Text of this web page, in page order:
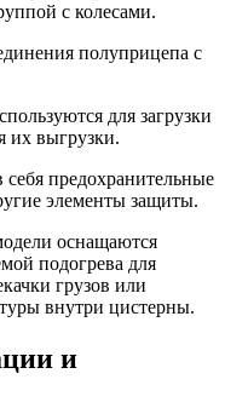
с колесами.
полуприцепа с
для загрузки
их выгрузки.
предохранительные
элементы защиты.
оснащаются
подогрева для
грузов или
внутри цистерны.
и